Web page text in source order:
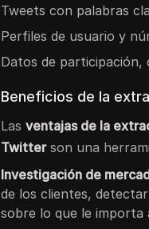
Tweets con palabras
Perfiles de usuario y
Datos de
Beneficios de la
Lasventajas de la
Twitterson una
Investigación de
de los clientes,
sobre lo que le importa